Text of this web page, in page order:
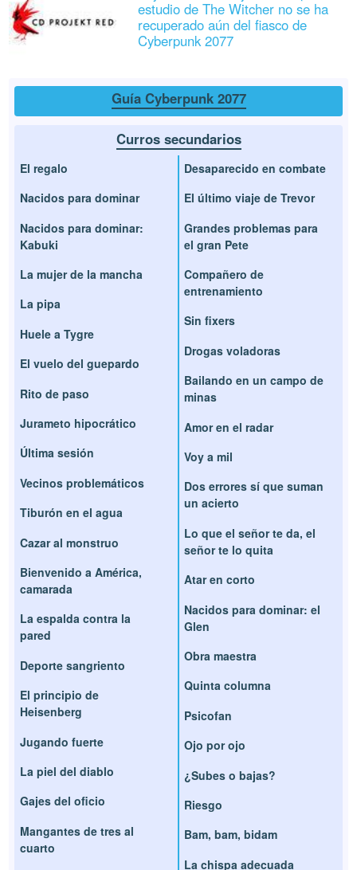
estudio de The Witcher no se ha
recuperado aún del fiasco de
Cyberpunk 2077
Guía Cyberpunk 2077
Curros secundarios
El regalo
Nacidos para dominar
Nacidos para dominar:
Kabuki
La mujer de la mancha
La pipa
Huele a Tygre
El vuelo del guepardo
Rito de paso
Jurameto hipocrático
Última sesión
Vecinos problemáticos
Tiburón en el agua
Cazar al monstruo
Bienvenido a América,
camarada
La espalda contra la
pared
Deporte sangriento
El principio de
Heisenberg
Jugando fuerte
La piel del diablo
Gajes del oficio
Mangantes de tres al
cuarto
Desaparecido en combate
El último viaje de Trevor
Grandes problemas para
el gran Pete
Compañero de
entrenamiento
Sin fixers
Drogas voladoras
Bailando en un campo de
minas
Amor en el radar
Voy a mil
Dos errores sí que suman
un acierto
Lo que el señor te da, el
señor te lo quita
Atar en corto
Nacidos para dominar: el
Glen
Obra maestra
Quinta columna
Psicofan
Ojo por ojo
¿Subes o bajas?
Riesgo
Bam, bam, bidam
La chispa adecuada